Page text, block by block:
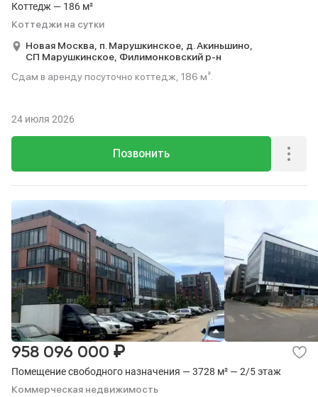
Коттедж — 186 м²
Коттеджи на сутки
Новая Москва, п. Марушкинское, д. Акиньшино,
СП Марушкинское, Филимонковский р-н
Сдам в аренду посуточно коттедж, 186 м².
Позвонить
24 июля 2026
Помещение свободного назначения — 3728 м² — 2/5 этаж
Коммерческая недвижимость
958 096 000 ₽